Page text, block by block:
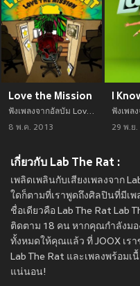
Love the Mission
ฟังเพลงจากอัลบัม Love the Mission เพลงใหม่จาก อัพเดทเพลงใหม่ล่าสุดก่อนใคร ตลอดปี 2021
8 พ.ค. 2013
I
29 พ.ย
เกี่ยวกับ Lab The Rat :
เพลิดเพลินกับเสียงเพลงจาก
ใดก็ตามที่เราพูดถึงศิลปินที่มีเ
ชื่อเดียวคือ Lab The Rat Lab
ติดตาม 18 คน หากคุณกำลังมอ
ทั้งหมดให้คุณแล้ว ที่ JOOX เร
Lab The Rat และเพลงพร้อม
แน่นอน!